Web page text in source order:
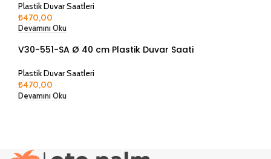
Plastik Duvar Saatleri
₺470,00
Devamını Oku
V30-551-SA Ø 40 cm Plastik Duvar Saati
Plastik Duvar Saatleri
₺470,00
Devamını Oku